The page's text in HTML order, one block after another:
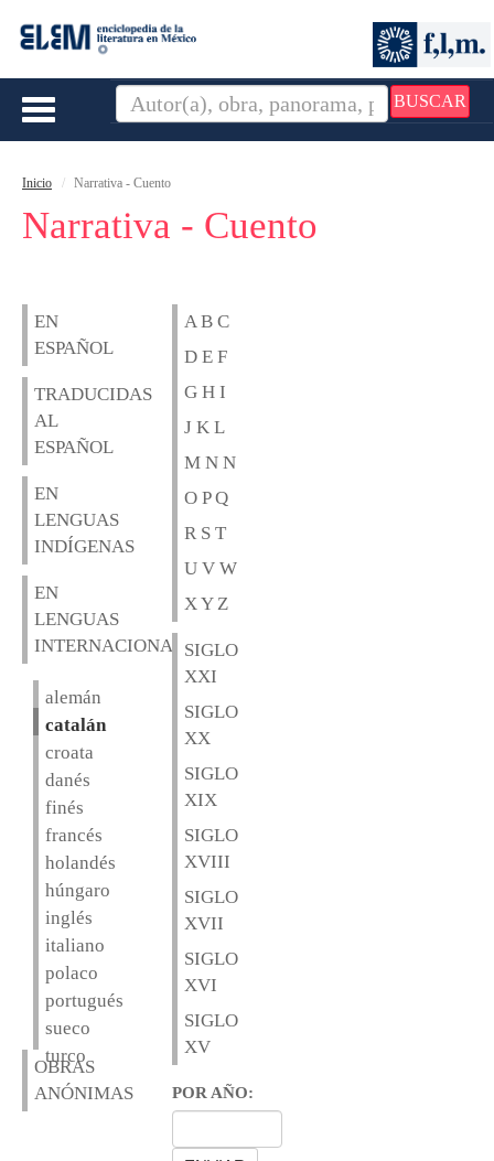
BUSCAR
Toggle
Inicio Narrativa - Cuento
Narrativa - Cuento
EN
ESPAÑOL
TRADUCIDAS
AL
ESPAÑOL
EN
LENGUAS
INDÍGENAS
EN
LENGUAS
INTERNACIONALES
alemán
catalán
croata
danés
finés
francés
holandés
húngaro
inglés
italiano
polaco
portugués
sueco
turco
OBRAS
ANÓNIMAS
A B C
D E F
G H I
J K L
M N N
O P Q
R S T
U V W
X Y Z
SIGLO
XXI
SIGLO
XX
SIGLO
XIX
SIGLO
XVIII
SIGLO
XVII
SIGLO
XVI
SIGLO
XV
POR AÑO: